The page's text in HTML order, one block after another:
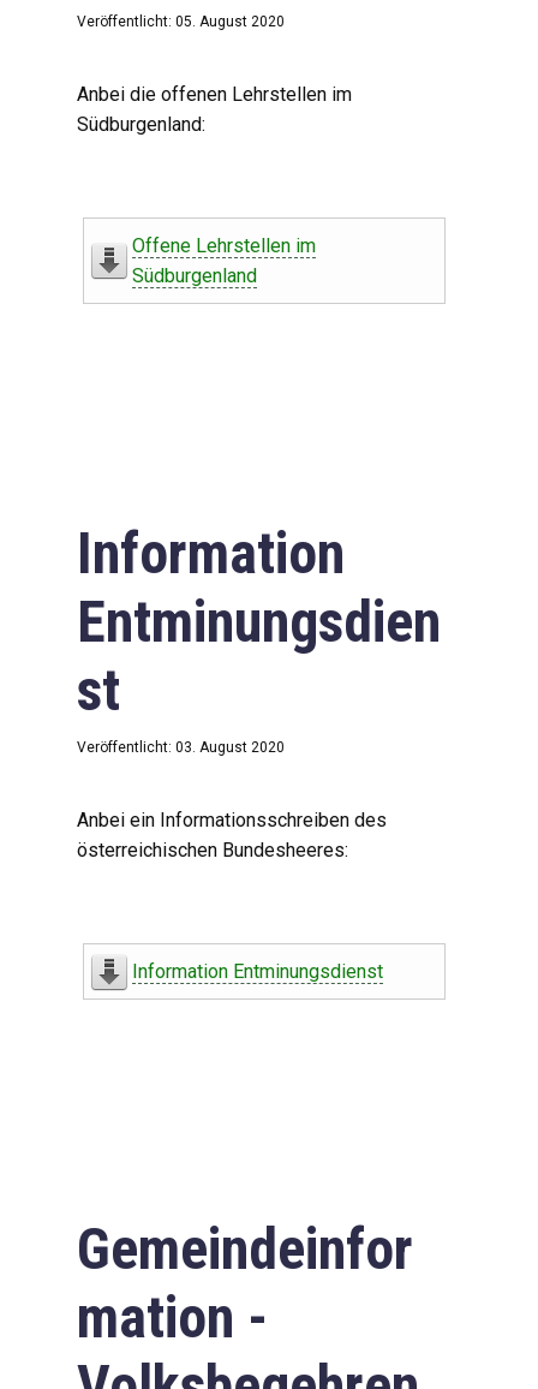
Veröffentlicht: 05. August 2020
Anbei die offenen Lehrstellen im
Südburgenland:
Offene Lehrstellen im
Südburgenland
Information
Entminungsdien
st
Veröffentlicht: 03. August 2020
Anbei ein Informationsschreiben des
österreichischen Bundesheeres:
Information Entminungsdienst
Gemeindeinfor
mation -